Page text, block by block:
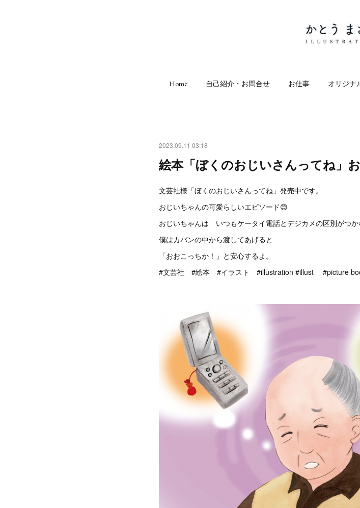
Home 自己紹介・お問合せ お仕事 オリジナ
2023.09.11 03:18
絵本「ぼくのおじいさんってね」
文芸社様「ぼくのおじいさんってね」発売中です。
おじいちゃんの可愛らしいエピソード😊
おじいちゃんは いつもケータイ電話とデジカメの区別がつか
僕はカバンの中から渡してあげると
「おおこっちか！」と安心するよ。
#文芸社 #絵本 #イラスト #illustration #illust #picture